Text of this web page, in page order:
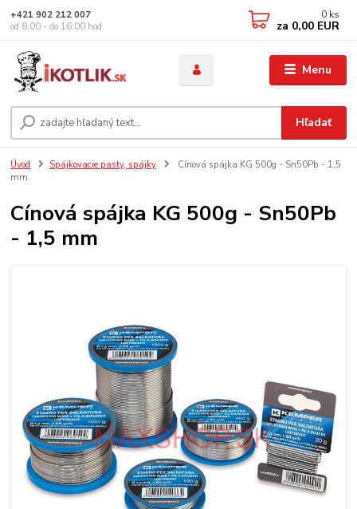
Menu
Hľadať
+421 902 212 007
od 8:00 - do 16:00 hod
0 ks
za 0,00 EUR
Úvod Spájkovacie pasty, spájky
Cínová spájka KG 500g - Sn50Pb - 1,5
mm
Cínová spájka KG 500g - Sn50Pb
- 1,5 mm